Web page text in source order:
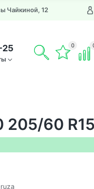
Чайкиной, 12
25 0
205/60